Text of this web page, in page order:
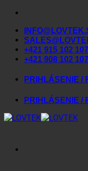
Skip
content
+421 915 102 107
+421 908 102 107
PRIHLÁSENIE /
PRIHLÁSENIE /